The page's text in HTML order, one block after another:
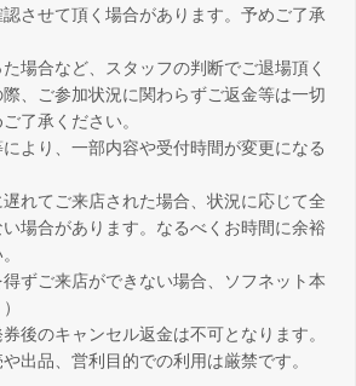
させて頂く場合があります。予めご了承
場合など、スタッフの判断でご退場頂く
、ご参加状況に関わらずご返金等は一切
了承ください。
により、一部内容や受付時間が変更になる
遅れてご来店された場合、状況に応じて全
場合があります。なるべくお時間に余裕
得ずご来店ができない場合、ソフネット本
後のキャンセル返金は不可となります。
出品、営利目的での利用は厳禁です。